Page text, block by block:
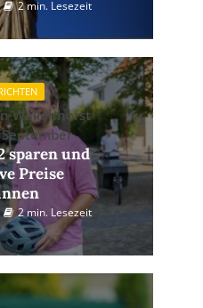
2 min. Lesezeit
Wallenhorst
sparen und
Preise
2 min. Lesezeit